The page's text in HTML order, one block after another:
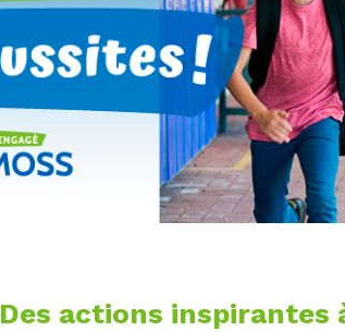
Des actions